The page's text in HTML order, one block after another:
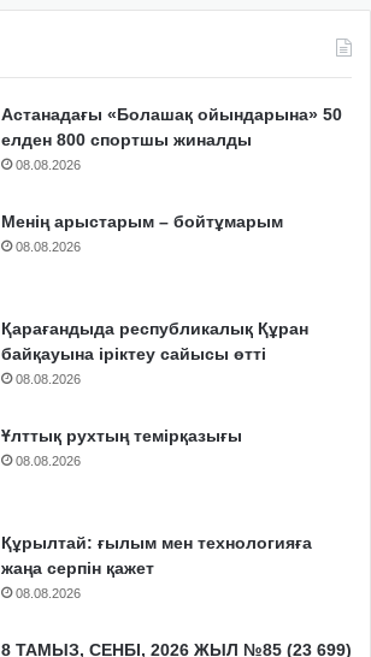
Астанадағы «Болашақ ойындарына» 50
елден 800 спортшы жиналды
08.08.2026
Менің арыстарым – бойтұмарым
08.08.2026
Қарағандыда республикалық Құран
байқауына іріктеу сайысы өтті
08.08.2026
Ұлттық рухтың темірқазығы
08.08.2026
Құрылтай: ғылым мен технологияға
жаңа серпін қажет
08.08.2026
8 ТАМЫЗ, СЕНБІ, 2026 ЖЫЛ №85 (23 699)